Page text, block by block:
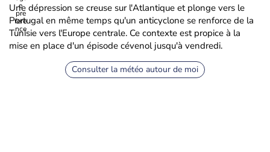
Une dépression se creuse sur l'Atlantique et plonge vers le
Portugal en même temps qu'un anticyclone se renforce de la
Tunisie vers l'Europe centrale. Ce contexte est propice à la
mise en place d'un épisode cévenol jusqu'à vendredi.
Consulter la météo autour de moi